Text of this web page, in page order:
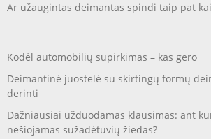
Ar užaugintas deimantas spindi taip pat
Kodėl automobilių supirkimas – kas gero
Deimantinė juostelė su skirtingų formų
derinti
Dažniausiai užduodamas klausimas: ant
nešiojamas sužadėtuvių žiedas?